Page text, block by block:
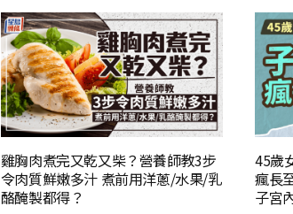
雞胸肉煮完又乾又柴？營養師教3步
令肉質鮮嫩多汁 煮前用洋蔥/水果/乳
酪醃製都得？
45歲
瘋長
子宮